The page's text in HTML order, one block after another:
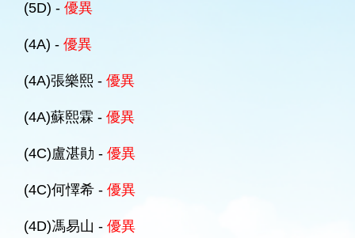
(5D) - 優異
(4A) - 優異
(4A)張樂熙 - 優異
(4A)蘇熙霖 - 優異
(4C)盧湛勛 - 優異
(4C)何懌希 - 優異
(4D)馮易山 - 優異